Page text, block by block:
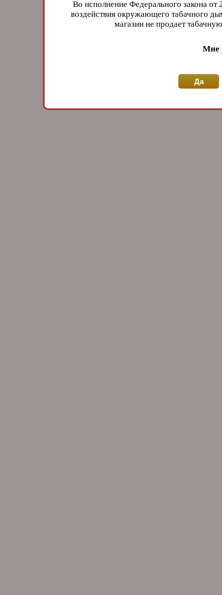
Во исполнение Федерального закона
воздействия окружающего табачного
магазин не продает
Мне
Да